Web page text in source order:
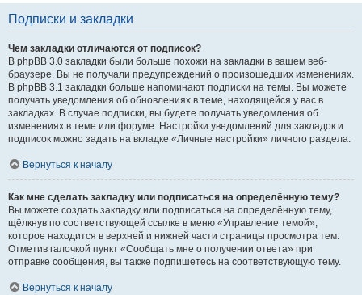
Подписки и закладки
Чем закладки отличаются от подписок?
В phpBB 3.0 закладки были больше похожи на закладки в вашем веб-
браузере. Вы не получали предупреждений о произошедших изменениях.
В phpBB 3.1 закладки больше напоминают подписки на темы. Вы можете
получать уведомления об обновлениях в теме, находящейся у вас в
закладках. В случае подписки, вы будете получать уведомления об
изменениях в теме или форуме. Настройки уведомлений для закладок и
подписок можно задать на вкладке «Личные настройки» личного раздела.
Вернуться к началу
Как мне сделать закладку или подписаться на определённую тему?
Вы можете создать закладку или подписаться на определённую тему,
щёлкнув по соответствующей ссылке в меню «Управление темой»,
которое находится в верхней и нижней части страницы просмотра тем.
Отметив галочкой пункт «Сообщать мне о получении ответа» при
отправке сообщения, вы также подпишетесь на соответствующую тему.
Вернуться к началу